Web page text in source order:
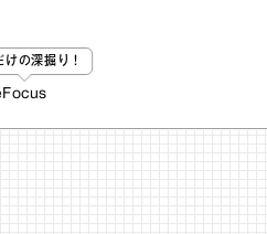
けの深掘り！
Focus